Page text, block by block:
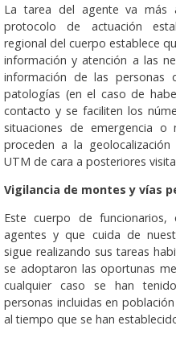
La tarea del agente va más
protocolo de actuación
regional del cuerpo establece
información y atención a las
información de las personas
patologías (en el caso de
contacto y se faciliten los
situaciones de emergencia o
proceden a la
UTM de cara a posteriores
Vigilancia de montes y vías
Este cuerpo de
agentes y que cuida de
sigue realizando sus tareas
se adoptaron las oportunas
cualquier caso se han
personas incluidas en
al tiempo que se han